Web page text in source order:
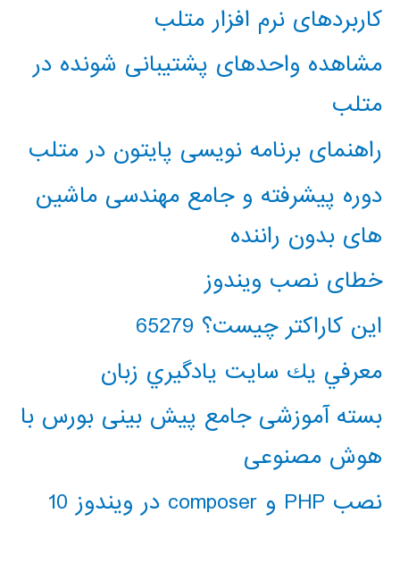
کاربردهای نرم افزار متلب
مشاهده واحدهای پشتیبانی شونده در
متلب
راهنمای برنامه نویسی پایتون در متلب
دوره پیشرفته و جامع مهندسی ماشین
های بدون راننده
خطای نصب ویندوز
این کاراکتر چیست؟ 65279
معرفي يك سايت يادگيري زبان
بسته آموزشی جامع پیش بینی بورس با
هوش مصنوعی
نصب PHP و composer در ویندوز 10